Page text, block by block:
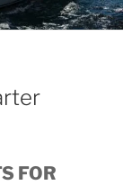
FOR